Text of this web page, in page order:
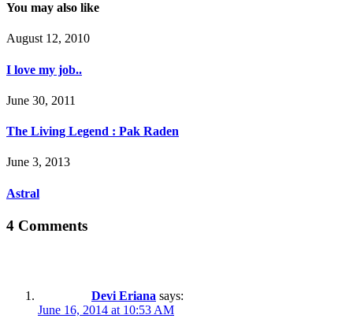
You may also like
August 12, 2010
I love my job..
June 30, 2011
The Living Legend : Pak Raden
June 3, 2013
Astral
4 Comments
Devi Eriana says:
June 16, 2014 at 10:53 AM